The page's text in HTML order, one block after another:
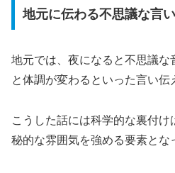
地元に伝わる不思議な言
地元では、夜になると不思議な
と体調が変わるといった言い伝
こうした話には科学的な裏付
秘的な雰囲気を強める要素とな